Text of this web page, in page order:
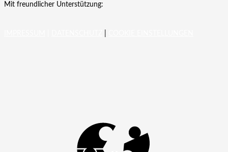
Mit freundlicher Unterstützung: